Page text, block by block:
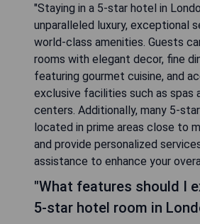
"Staying in a 5-star hotel in
unparalleled luxury, exceptional
world-class amenities. Guests
rooms with elegant decor, fine
featuring gourmet cuisine, and
exclusive facilities such as spas
centers. Additionally, many 5-
located in prime areas close to
and provide personalized
assistance to enhance your
"What features should I
5-star hotel room in